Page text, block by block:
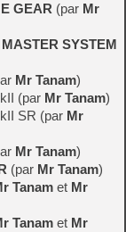
GEAR (par Mr
SYSTEM
Mr Tanam)
(par Mr Tanam)
SR (par Mr
Mr Tanam)
(par Mr Tanam)
Tanam et Mr
Tanam et Mr